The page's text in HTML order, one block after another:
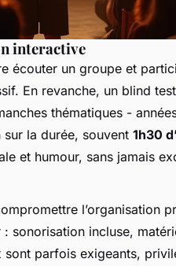
interactive
écouter un groupe et
En revanche, un blind
thématiques -
sur la durée, souvent 1h30
et humour, sans jamais
l’organisation
sonorisation incluse,
parfois exigeants,